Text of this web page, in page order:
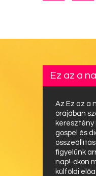
Ez az a
Az Ez az a
órájában
keresztény
gospel és
figyelünk
nap!-okon
külföldi